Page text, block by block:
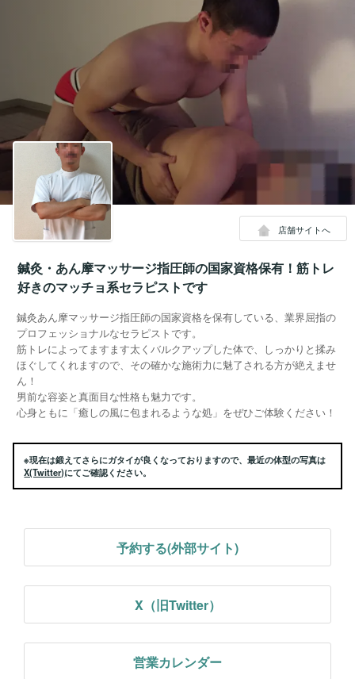
店舗サイトへ
鍼灸・あん摩マッサージ指圧師の国家資格保有！筋トレ
好きのマッチョ系セラピストです
鍼灸あん摩マッサージ指圧師の国家資格を保有している、業界屈指の
プロフェッショナルなセラピストです。
筋トレによってますます太くバルクアップした体で、しっかりと揉み
ほぐしてくれますので、その確かな施術力に魅了される方が絶えませ
ん！
男前な容姿と真面目な性格も魅力です。
心身ともに「癒しの風に包まれるような処」をぜひご体験ください！
※現在は鍛えてさらにガタイが良くなっておりますので、最近の体型の写真は
X(Twitter)にてご確認ください。
予約する(外部サイト)
X（旧Twitter）
営業カレンダー